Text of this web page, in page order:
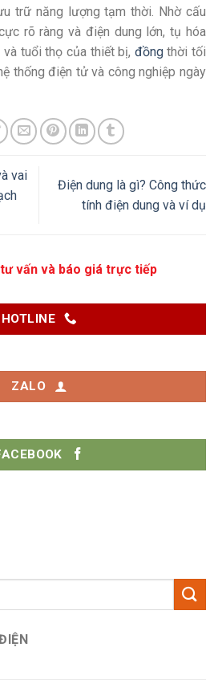
trữ năng lượng tạm thời. Nhờ cấu
rõ ràng và điện dung lớn, tụ hóa
tuổi thọ của thiết bị, đồngthời tối
thống điện tử và công nghiệp ngày
vai
Điện dung là gì? Công thức
tính điện dung và ví dụ
vấn và báo giá trực tiếp
HOTLINE
ZALO